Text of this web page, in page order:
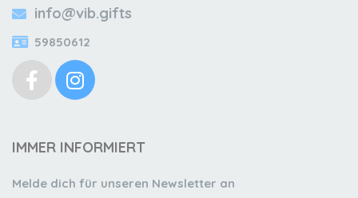
info@vib.gifts
59850612
IMMER INFORMIERT
Melde dich für unseren Newsletter an